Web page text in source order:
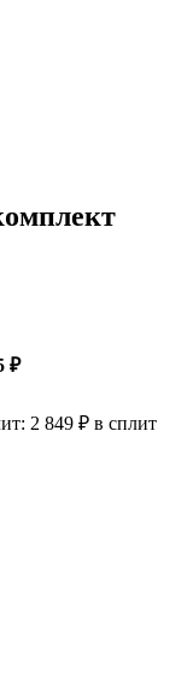
₽
2 849 ₽ в сплит